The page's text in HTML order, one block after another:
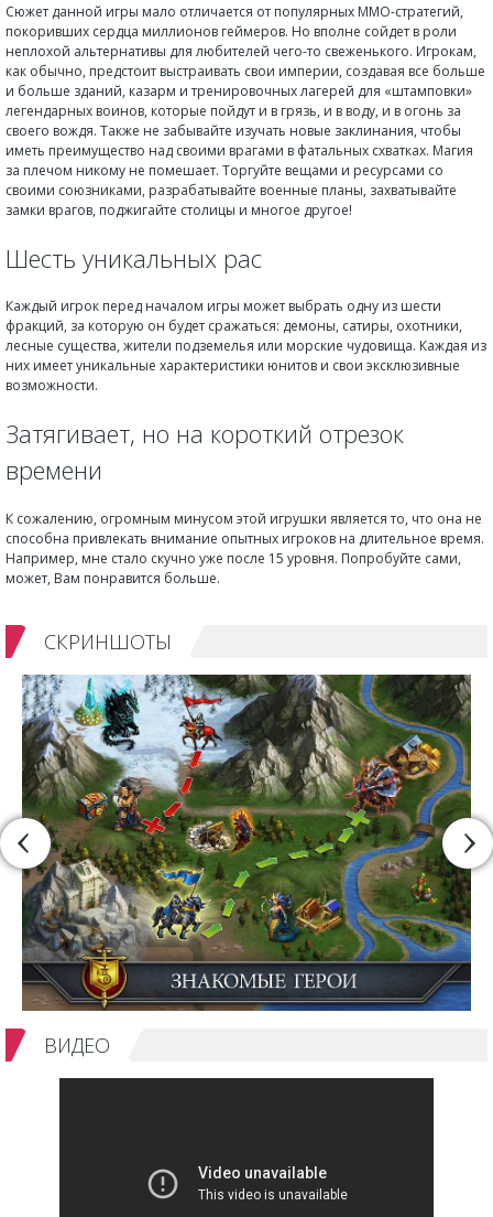
Сюжет данной игры мало отличается от популярных ММО-стратегий,
покоривших сердца миллионов геймеров. Но вполне сойдет в роли
неплохой альтернативы для любителей чего-то свеженького. Игрокам,
как обычно, предстоит выстраивать свои империи, создавая все больше
и больше зданий, казарм и тренировочных лагерей для «штамповки»
легендарных воинов, которые пойдут и в грязь, и в воду, и в огонь за
своего вождя. Также не забывайте изучать новые заклинания, чтобы
иметь преимущество над своими врагами в фатальных схватках. Магия
за плечом никому не помешает. Торгуйте вещами и ресурсами со
своими союзниками, разрабатывайте военные планы, захватывайте
замки врагов, поджигайте столицы и многое другое!
Шесть уникальных рас
Каждый игрок перед началом игры может выбрать одну из шести
фракций, за которую он будет сражаться: демоны, сатиры, охотники,
лесные существа, жители подземелья или морские чудовища. Каждая из
них имеет уникальные характеристики юнитов и свои эксклюзивные
возможности.
Затягивает, но на короткий отрезок
времени
К сожалению, огромным минусом этой игрушки является то, что она не
способна привлекать внимание опытных игроков на длительное время.
Например, мне стало скучно уже после 15 уровня. Попробуйте сами,
может, Вам понравится больше.
СКРИНШОТЫ
ВИДЕО